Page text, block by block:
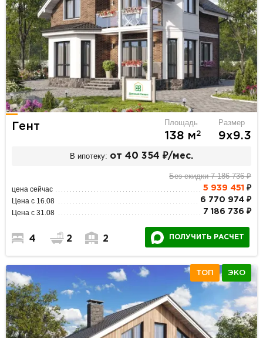
Гент Площадь
138 м2
Размер
9х9.3
В ипотеку: от 40 354 ₽/мес.
Без скидки 7 186 736 ₽
цена сейчас 5 939 451 ₽
Цена с 16.08 6 770 974 ₽
Цена с 31.08 7 186 736 ₽
4 2 2 ПОЛУЧИТЬ РАСЧЕТ
ТОП ЭКО